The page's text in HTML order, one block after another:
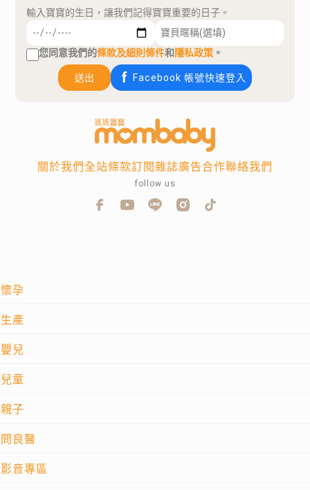
輸入寶寶的生日，讓我們記得寶寶重要的日子。
您同意我們的條款及細則條件和隱私政策 。
送出 Facebook 帳號快速登入
懷孕
生產
嬰兒
兒童
親子
問良醫
影音專區
關於我們全站條款訂閱雜誌廣告合作聯絡我們
follow us